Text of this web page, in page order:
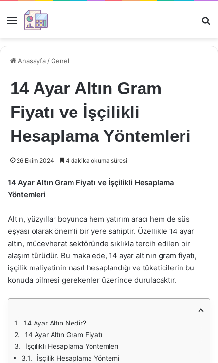
Menü
Anasayfa /Genel
14 Ayar Altın Gram
Fiyatı ve İşçilikli
Hesaplama Yöntemleri
26 Ekim 2024 4 dakika okuma süresi
14 Ayar Altın Gram Fiyatı ve İşçilikli Hesaplama
Yöntemleri
Altın, yüzyıllar boyunca hem yatırım aracı hem de süs
eşyası olarak önemli bir yere sahiptir. Özellikle 14 ayar
altın, mücevherat sektöründe sıklıkla tercih edilen bir
alaşım türüdür. Bu makalede, 14 ayar altının gram fiyatı,
işçilik maliyetinin nasıl hesaplandığı ve tüketicilerin bu
konuda bilmesi gerekenler üzerinde durulacaktır.
14 Ayar Altın Nedir?
14 Ayar Altın Gram Fiyatı
İşçilikli Hesaplama Yöntemleri
İşçilik Hesaplama Yöntemi